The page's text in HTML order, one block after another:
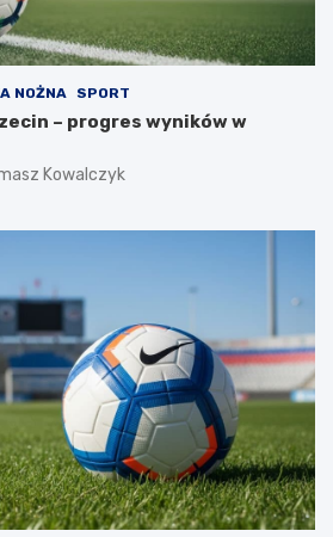
NOŻNA SPORT
– progres wyników w
Kowalczyk